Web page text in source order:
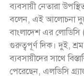
ব্যবসায়ী নেতারা
বলেন, এই আলোচনা
বাংলাদেশ এর লোডিসি
গুরুত্বপূর্ণ দিক। দুই,
ব্যবসায়ীদের সাথে
পেরেছেন, এলডিসি